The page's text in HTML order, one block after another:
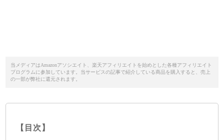
当メディアはAmazonアソシエイト、楽天アフィリエイトを始めとした各種アフィリエイト
プログラムに参加しています。当サービスの記事で紹介している商品を購入すると、売上
の一部が弊社に還元されます。
【目次】